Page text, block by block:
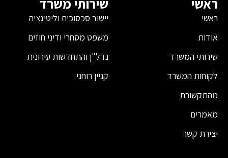
ראשי
ראשי
אודות
שירותי המשרד
לקוחות המשרד
מהתקשורת
מאמרים
יצירת קשר
שירותי משרד
יישוב סכסוכים וליטיגציה
משפט מסחרי ודיני חוזים
נדל"ן והתחדשות עירונית
קניין רוחני